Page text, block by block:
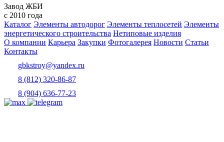
Завод ЖБИ
с 2010 года
Каталог Элементы автодорог Элементы теплосетей Элементы
энергетического строительства Нетиповые изделия
О компании Карьера Закупки Фотогалерея Новости Статьи
Контакты
gbkstroy@yandex.ru
8 (812) 320-86-87
8 (904) 636-77-23